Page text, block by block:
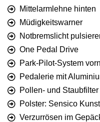
Mittelarmlehne hinten
Müdigkeitswarner
Notbremslicht
One Pedal Drive
Park-Pilot-System
Pedalerie mit
Pollen- und Staubfilter
Polster: Sensico
Verzurrösen im